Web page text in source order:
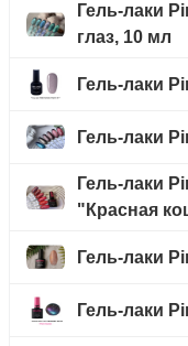
Гель-лаки
глаз, 10 мл
Гель-лаки
Гель-лаки
Гель-лаки
"Красная
Гель-лаки
Гель-лаки